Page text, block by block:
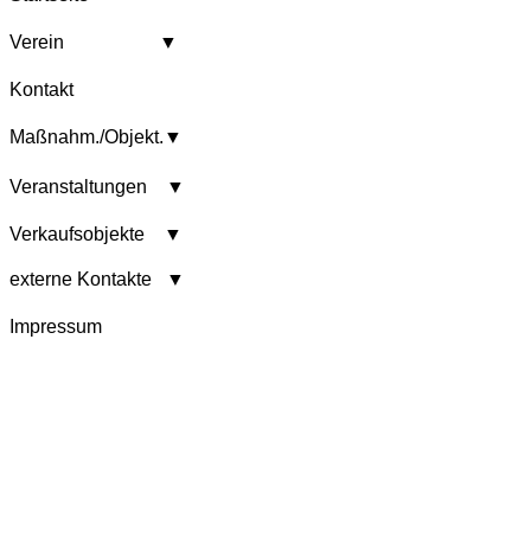
Verein ▼
Kontakt
Maßnahm./Objekt.▼
Veranstaltungen ▼
Verkaufsobjekte ▼
externe Kontakte ▼
Impressum